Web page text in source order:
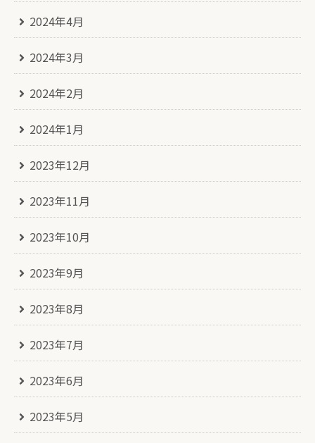
2024年4月
2024年3月
2024年2月
2024年1月
2023年12月
2023年11月
2023年10月
2023年9月
2023年8月
2023年7月
2023年6月
2023年5月